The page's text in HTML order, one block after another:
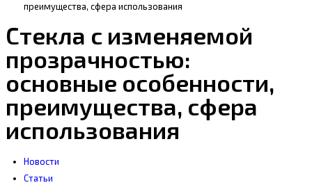
преимущества, сфера использования
Стекла с изменяемой
прозрачностью:
основные особенности,
преимущества, сфера
использования
Новости
Статьи